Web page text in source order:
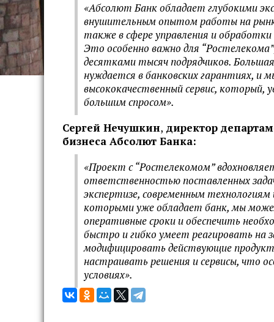
«Абсолют Банк обладает глубокими
внушительным опытом работы на
также в сфере управления и
Это особенно важно для
десятками тысяч подрядчиков.
нуждается в банковских гарантиях, и
высококачественный сервис, который,
большим спросом».
Сергей Нечушкин, директор
бизнеса Абсолют Банка:
«Проект с “Ростелекомом”
ответственностью поставленных
экспертизе, современным
которыми уже обладает банк, мы
оперативные сроки и обеспечить
быстро и гибко умеет реагировать на
модифицировать действующие
настраивать решения и сервисы, что
условиях».